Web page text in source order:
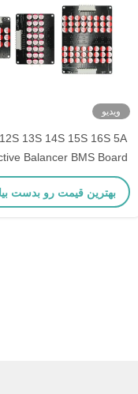
ویدیو
تامین برق اضطراری
بهترین قیمت رو بدست